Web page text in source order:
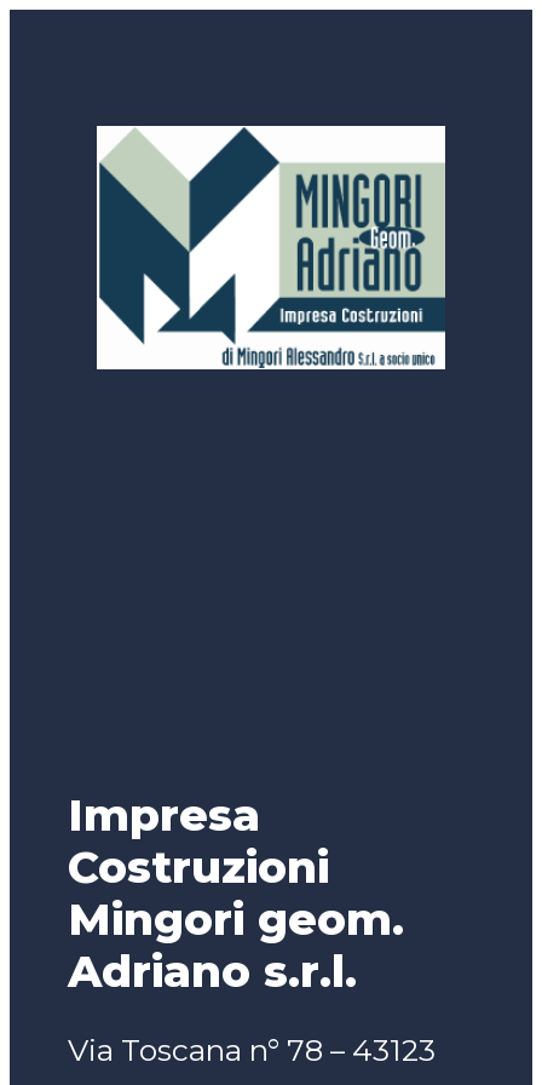
Impresa
Costruzioni
Mingori geom.
Adriano s.r.l.
Via Toscana n° 78 – 43123